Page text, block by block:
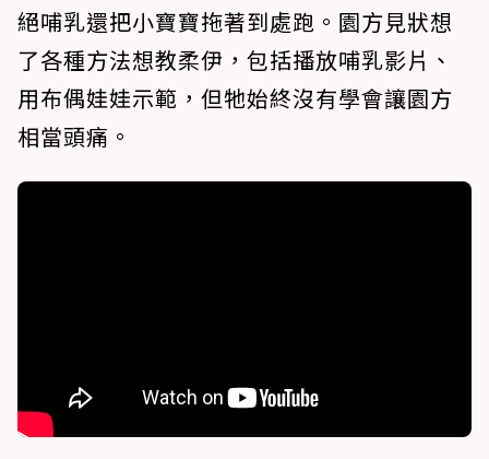
絕哺乳還把小寶寶拖著到處跑。園方見狀想
了各種方法想教柔伊，包括播放哺乳影片、
用布偶娃娃示範，但牠始終沒有學會讓園方
相當頭痛。